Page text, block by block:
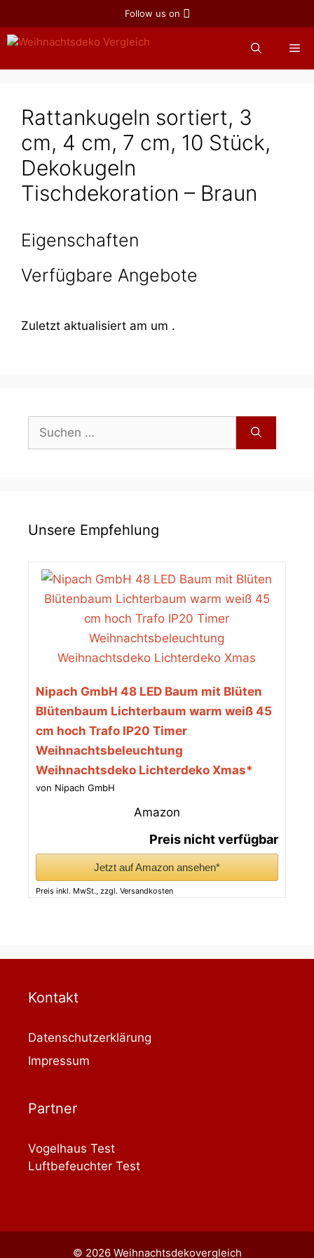
Inhalt
springen
Follow us on
Rattankugeln sortiert, 3
cm, 4 cm, 7 cm, 10 Stück,
Dekokugeln
Tischdekoration – Braun
Eigenschaften
Verfügbare Angebote
Zuletzt aktualisiert am um .
nach:
Unsere Empfehlung
Nipach GmbH 48 LED Baum mit Blüten
Blütenbaum Lichterbaum warm weiß 45
cm hoch Trafo IP20 Timer
Weihnachtsbeleuchtung
Weihnachtsdeko Lichterdeko Xmas*
von Nipach GmbH
Amazon
Preis nicht verfügbar
Jetzt auf Amazon ansehen*
Preis inkl. MwSt., zzgl. Versandkosten
Kontakt
Datenschutzerklärung
Impressum
Partner
Vogelhaus Test
Luftbefeuchter Test
© 2026 Weihnachtsdekovergleich